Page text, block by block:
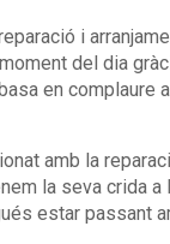
i
del dia
en
amb la
la seva crida
estar passant